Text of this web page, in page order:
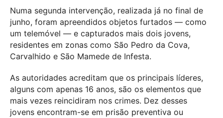
Numa segunda intervenção, realizada já no final de
junho, foram apreendidos objetos furtados — como
um telemóvel — e capturados mais dois jovens,
residentes em zonas como São Pedro da Cova,
Carvalhido e São Mamede de Infesta.
As autoridades acreditam que os principais líderes,
alguns com apenas 16 anos, são os elementos que
mais vezes reincidiram nos crimes. Dez desses
jovens encontram-se em prisão preventiva ou